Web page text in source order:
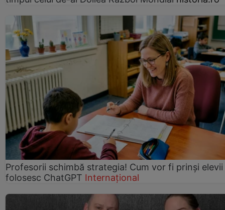
Profesorii schimbă strategia! Cum vor fi prinși elevii
folosesc ChatGPT Internațional